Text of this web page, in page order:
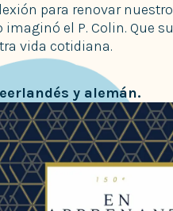
para renovar nuestro
el P. Colin. Que su
vida cotidiana.
y alemán.